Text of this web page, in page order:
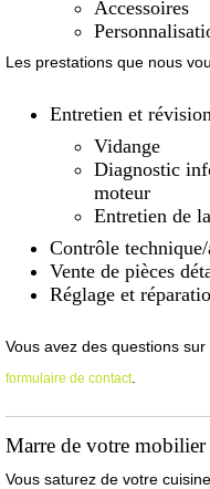
Accessoires
Les prestations que nous
Entretien et
Vidange
Diagnostic
moteur
Entretien de
Contrôle
Vente de pièces
Réglage et
Vous avez des questions
formulaire de contact.
Marre de votre
Vous saturez de votre